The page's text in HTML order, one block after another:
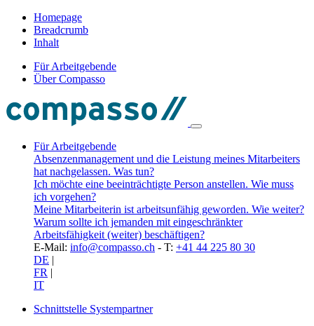
Homepage
Breadcrumb
Inhalt
Für Arbeitgebende
Über Compasso
Für Arbeitgebende
Absenzenmanagement und die Leistung meines Mitarbeiters
hat nachgelassen. Was tun?
Ich möchte eine beeinträchtigte Person anstellen. Wie muss
ich vorgehen?
Meine Mitarbeiterin ist arbeitsunfähig geworden. Wie weiter?
Warum sollte ich jemanden mit eingeschränkter
Arbeitsfähigkeit (weiter) beschäftigen?
E-Mail: info@compasso.ch - T: +41 44 225 80 30
DE |
FR |
IT
Schnittstelle Systempartner